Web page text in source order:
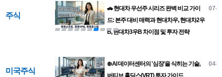
주식
🚗 현대차 우선주 시리즈 완벽 비교 가이
드: 본주 대비 매력과 현대차우, 현대차2우
B, 현대차3우B 차이점 및 투자 전략
07-
미국주식
❄️ AI 데이터센터의 '심장'을 식히는 기술,
버티브 홀딩스(VRT) 투자 가이드
04-